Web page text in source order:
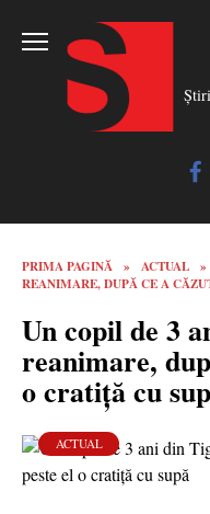
PRIMA PAGINĂ » ACTUAL »
REANIMARE, DUPĂ CE A
Un copil de 3
reanimare,
o cratiță cu
ACTUAL